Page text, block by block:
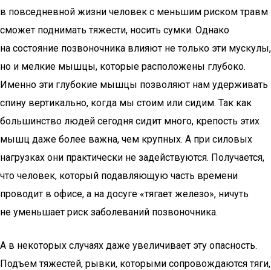
в повседневной жизни человек с меньшим риском травм
сможет поднимать тяжести, носить сумки. Однако
на состояние позвоночника влияют не только эти мускулы,
но и мелкие мышцы, которые расположены глубоко.
Именно эти глубокие мышцы позволяют нам удерживать
спину вертикально, когда мы стоим или сидим. Так как
большинство людей сегодня сидит много, крепость этих
мышц даже более важна, чем крупных. А при силовых
нагрузках они практически не задействуются. Получается,
что человек, который подавляющую часть времени
проводит в офисе, а на досуге «тягает железо», ничуть
не уменьшает риск заболеваний позвоночника.
А в некоторых случаях даже увеличивает эту опасность.
Подъем тяжестей, рывки, которыми сопровождаются тяги,